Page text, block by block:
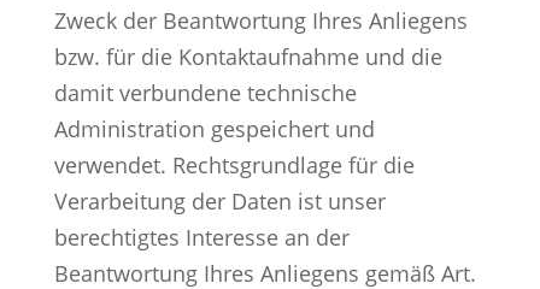
Zweck der Beantwortung Ihres Anliegens
bzw. für die Kontaktaufnahme und die
damit verbundene technische
Administration gespeichert und
verwendet. Rechtsgrundlage für die
Verarbeitung der Daten ist unser
berechtigtes Interesse an der
Beantwortung Ihres Anliegens gemäß Art.